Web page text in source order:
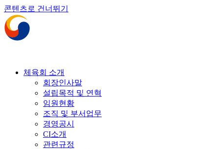
콘텐츠로 건너뛰기
체육회 소개
회장인사말
설립목적 및 연혁
임원현황
조직 및 부서업무
경영공시
CI소개
관련규정